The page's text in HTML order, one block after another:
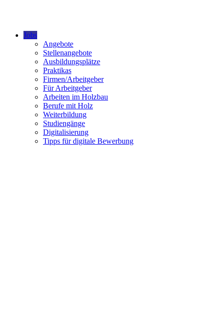
Jobs
Angebote
Stellenangebote
Ausbildungsplätze
Praktikas
Firmen/Arbeitgeber
Für Arbeitgeber
Arbeiten im Holzbau
Berufe mit Holz
Weiterbildung
Studiengänge
Digitalisierung
Tipps für digitale Bewerbung